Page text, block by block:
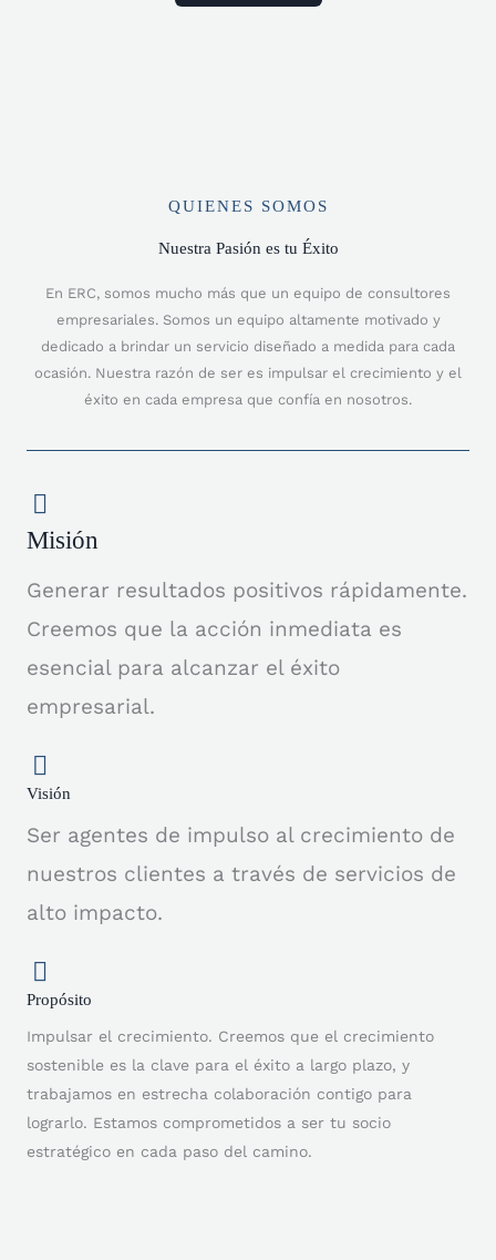
QUIENES SOMOS
Nuestra Pasión es tu Éxito
En ERC, somos mucho más que un equipo de consultores
empresariales. Somos un equipo altamente motivado y
dedicado a brindar un servicio diseñado a medida para cada
ocasión. Nuestra razón de ser es impulsar el crecimiento y el
éxito en cada empresa que confía en nosotros.
Misión
Generar resultados positivos rápidamente.
Creemos que la acción inmediata es
esencial para alcanzar el éxito
empresarial.
Visión
Ser agentes de impulso al crecimiento de
nuestros clientes a través de servicios de
alto impacto.
Propósito
Impulsar el crecimiento. Creemos que el crecimiento
sostenible es la clave para el éxito a largo plazo, y
trabajamos en estrecha colaboración contigo para
lograrlo. Estamos comprometidos a ser tu socio
estratégico en cada paso del camino.